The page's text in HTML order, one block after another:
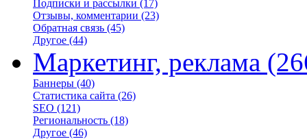
Подписки и рассылки (17)
Отзывы, комментарии (23)
Обратная связь (45)
Другое (44)
Маркетинг, реклама
Баннеры (40)
Статистика сайта (26)
SEO (121)
Региональность (18)
Другое (46)